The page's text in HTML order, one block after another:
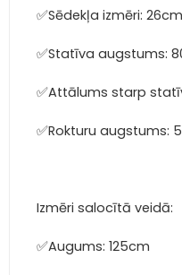
✅Sēdekļa izmēri:
✅Statīva augstums:
✅Attālums starp
✅Rokturu augstums:
Izmēri salocītā veidā:
✅Augums: 125cm